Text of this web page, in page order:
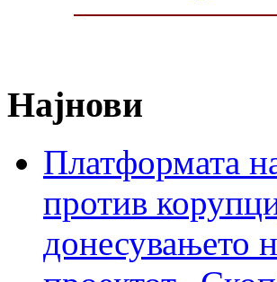
Најнови
Платформата
против
донесувањето